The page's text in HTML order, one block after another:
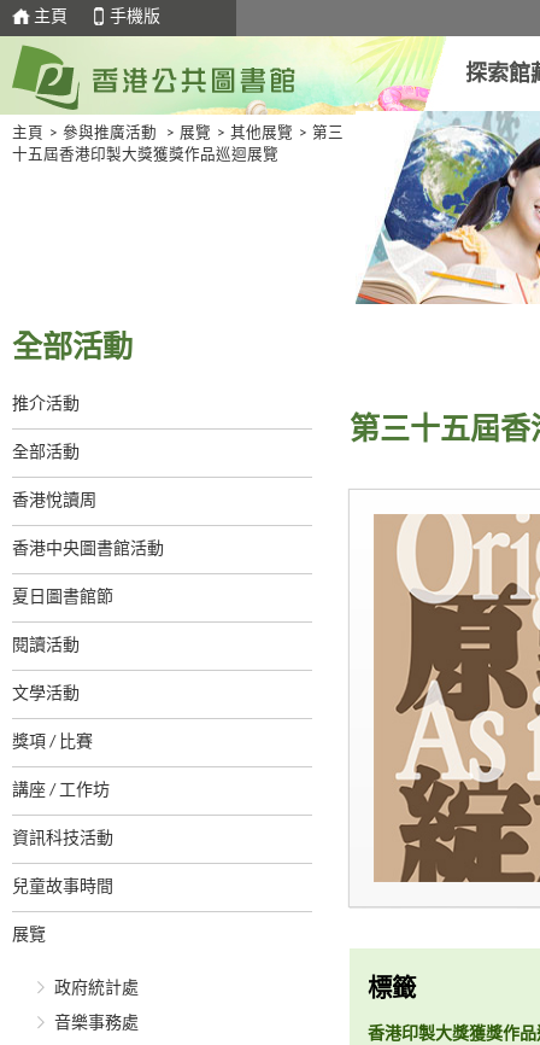
主頁 手機版
探索館
主頁 > 參與推廣活動 > 展覽 > 其他展覽 > 第三
十五屆香港印製大獎獲獎作品巡迴展覽
全部活動
推介活動
全部活動
香港悅讀周
香港中央圖書館活動
夏日圖書館節
閱讀活動
文學活動
獎項 / 比賽
講座 / 工作坊
資訊科技活動
兒童故事時間
展覽
政府統計處
音樂事務處
第三十五屆
標籤
香港印製大獎獲獎作